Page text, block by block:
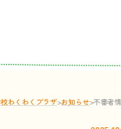
わくわくプラザ>お知 らせ>不審者